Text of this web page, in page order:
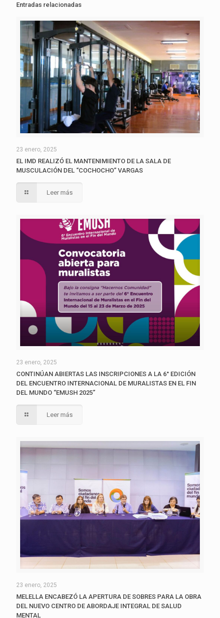
Entradas relacionadas
23 enero, 2025
EL IMD REALIZÓ EL MANTENIMIENTO DE LA SALA DE
MUSCULACIÓN DEL “COCHOCHO” VARGAS
Leer más
23 enero, 2025
CONTINÚAN ABIERTAS LAS INSCRIPCIONES A LA 6° EDICIÓN
DEL ENCUENTRO INTERNACIONAL DE MURALISTAS EN EL FIN
DEL MUNDO “EMUSH 2025”
Leer más
23 enero, 2025
MELELLA ENCABEZÓ LA APERTURA DE SOBRES PARA LA OBRA
DEL NUEVO CENTRO DE ABORDAJE INTEGRAL DE SALUD
MENTAL